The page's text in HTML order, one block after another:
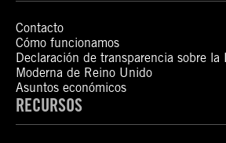
Contacto
Cómo funcionamos
Declaración de transparencia sobre la
Moderna de Reino Unido
Asuntos económicos
RECURSOS